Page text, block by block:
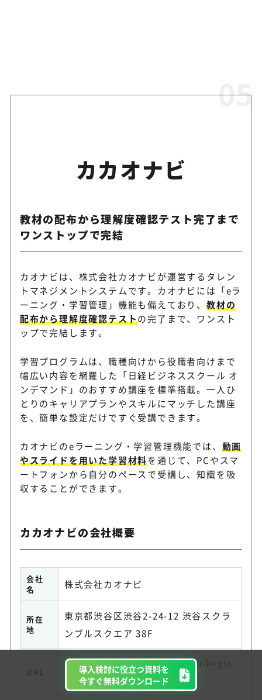
導入検討に役立つ資料を
今すぐ無料ダウンロード
カカオナビ
教材の配布から理解度確認テスト完了まで
ワンストップで完結
カオナビは、株式会社カオナビが運営するタレン
トマネジメントシステムです。カオナビには「eラ
ーニング・学習管理」機能も備えており、 教材の
配布から理解度確認テストの完了まで、ワンスト
ップで完結します。
学習プログラムは、職種向けから役職者向けまで
幅広い内容を網羅した「日経ビジネススクール オ
ンデマンド」のおすすめ講座を標準搭載。一人ひ
とりのキャリアプランやスキルにマッチした講座
を、簡単な設定だけですぐ受講できます。
カオナビのeラーニング・学習管理機能では、 動画
やスライドを用いた学習材料を通じて、PCやスマ
ートフォンから自分のペースで受講し、知識を吸
収することができます。
カカオナビの会社概要
会社
名
株式会社カオナビ
所在
地
東京都渋谷区渋谷2-24-12 渋谷スクラ
ンブルスクエア 38F
https://www.kaonavi.jp/?link=glo
navi